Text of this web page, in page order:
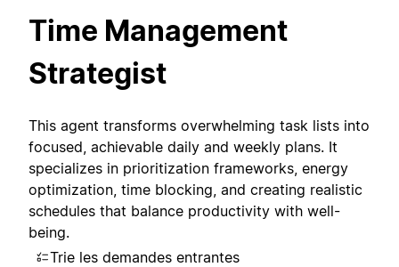
Time Management
Strategist
This agent transforms overwhelming task lists into
focused, achievable daily and weekly plans. It
specializes in prioritization frameworks, energy
optimization, time blocking, and creating realistic
schedules that balance productivity with well-
being.
Trie les demandes entrantes